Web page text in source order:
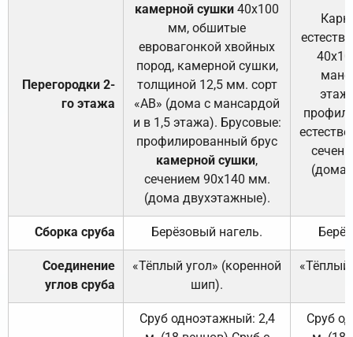
Перегородки 2-
го этажа
камерной сушки 40х100
мм, обшитые
евровагонкой хвойных
пород, камерной сушки,
толщиной 12,5 мм. сорт
«АВ» (дома с мансардой
и в 1,5 этажа). Брусовые:
профилированный брус
камерной сушки,
сечением 90х140 мм.
(дома двухэтажные).
(дома
Сборка сруба Берёзовый нагель.
Соединение
углов сруба
«Тёплый угол» (коренной
шип).
«Тёплый
Сруб одноэтажный: 2,4
Сруб